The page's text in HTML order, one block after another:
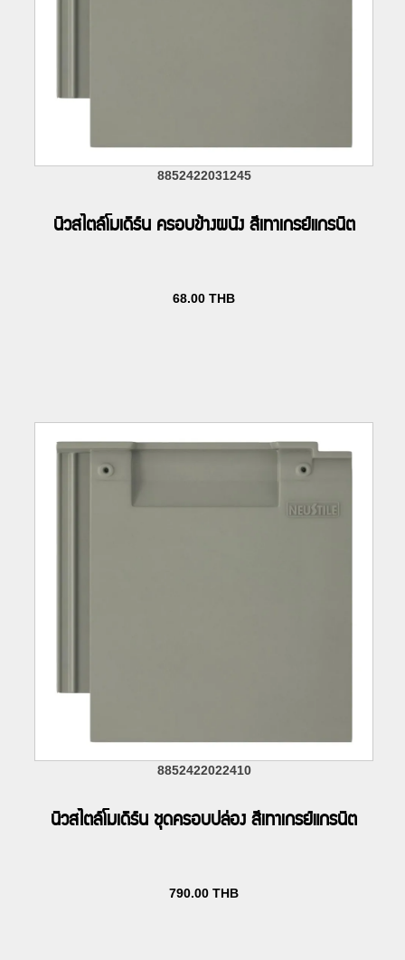
8852422031245
นิวสไตล์โมเดิร์น ครอบข้างผนัง สีเทาเกรย์แกรนิต
68.00 THB
8852422022410
นิวสไตล์โมเดิร์น ชุดครอบปล่อง สีเทาเกรย์แกรนิต
790.00 THB